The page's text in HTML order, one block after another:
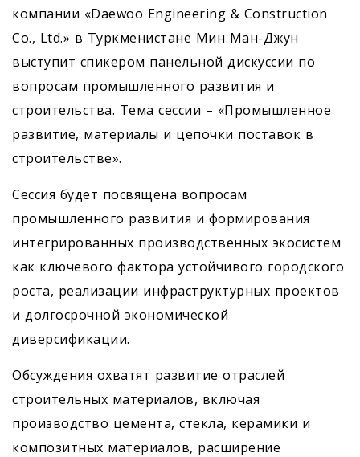
компании «Daewoo Engineering & Construction
Co., Ltd.» в Туркменистане Мин Ман-Джун
выступит спикером панельной дискуссии по
вопросам промышленного развития и
строительства. Тема сессии – «Промышленное
развитие, материалы и цепочки поставок в
строительстве».
Сессия будет посвящена вопросам
промышленного развития и формирования
интегрированных производственных экосистем
как ключевого фактора устойчивого городского
роста, реализации инфраструктурных проектов
и долгосрочной экономической
диверсификации.
Обсуждения охватят развитие отраслей
строительных материалов, включая
производство цемента, стекла, керамики и
композитных материалов, расширение